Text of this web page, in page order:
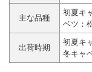
主な品種
初夏キ
ベツ：
出荷時期
初夏キ
冬キャ